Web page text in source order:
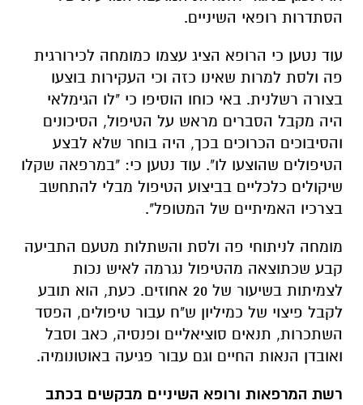
הסתדרות רופאי השיניים.
עוד נטען כי הרופא הציג עצמו כמומחה לכירורגית
פה ולסת למרות שאינו כזה וכי העקירות בוצעו
בצורה רשלנית. באי כוחו הוסיפו כי "לו הגימלאי
היה מקבל הסברים מראש על הטיפול, הסיכונים
והסיבוכים הכרוכים בכך, היה בוחר שלא לבצע
הטיפולים שהוצעו לו". עוד נטען כי: "במרפאה שקלו
שיקולים כלכליים בביצוע הטיפול מבלי להתחשב
בצרכיו האמיתיים של המטופל".
מומחה לניתוחי פה ולסת והשתלות מטעם התביעה
קבע שכתוצאה מהטיפול נגרמה לאיש נכות
לצמיתות בשיעור של 20 אחוזים. כעת, הוא תובע
לקבל פיצוי של כמיליון ש"ח עבור טיפולים, הפסד
השתכרות, תנאים סוציאליים ופנסיה, כאב וסבל
ואובדן הנאות החיים וגם עבור פגיעה באוטונומיה.
רשת המרפאות ורופא השיניים מבקשים בכתב